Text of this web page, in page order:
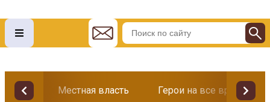
Местная власть Герои на все времена